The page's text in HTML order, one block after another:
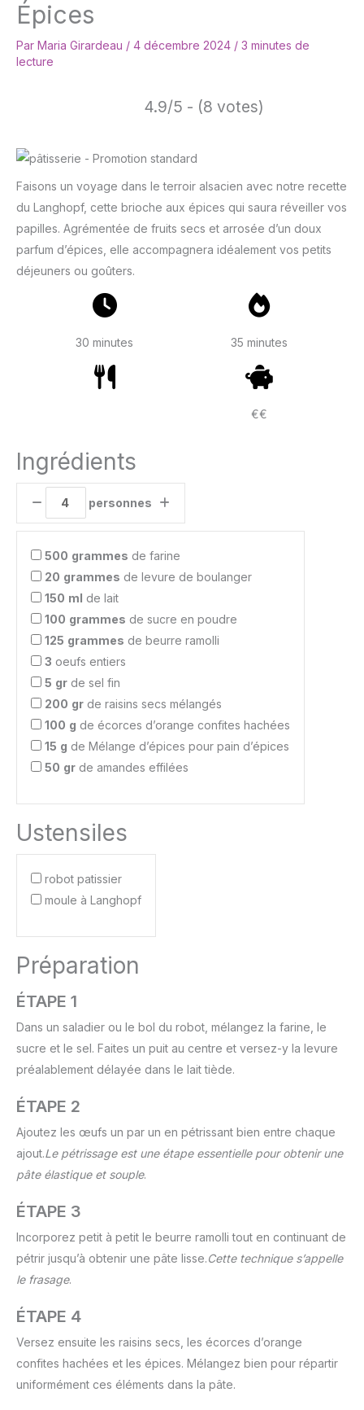
Épices
Par Maria Girardeau / 4 décembre 2024 / 3 minutes de
lecture
4.9/5 - (8 votes)
Faisons un voyage dans le terroir alsacien avec notre recette
du Langhopf, cette brioche aux épices qui saura réveiller vos
papilles. Agrémentée de fruits secs et arrosée d’un doux
parfum d’épices, elle accompagnera idéalement vos petits
déjeuners ou goûters.
30 minutes 35 minutes
€€
Ingrédients
personnes
500 grammes de farine
20 grammes de levure de boulanger
150 ml de lait
100 grammes de sucre en poudre
125 grammes de beurre ramolli
3 oeufs entiers
5 gr de sel fin
200 gr de raisins secs mélangés
100 g de écorces d’orange confites hachées
15 g de Mélange d’épices pour pain d’épices
50 gr de amandes effilées
Ustensiles
robot patissier
moule à Langhopf
Préparation
ÉTAPE 1
Dans un saladier ou le bol du robot, mélangez la farine, le
sucre et le sel. Faites un puit au centre et versez-y la levure
préalablement délayée dans le lait tiède.
ÉTAPE 2
Ajoutez les œufs un par un en pétrissant bien entre chaque
ajout.Le pétrissage est une étape essentielle pour obtenir une
pâte élastique et souple.
ÉTAPE 3
Incorporez petit à petit le beurre ramolli tout en continuant de
pétrir jusqu’à obtenir une pâte lisse.Cette technique s’appelle
le frasage.
ÉTAPE 4
Versez ensuite les raisins secs, les écorces d’orange
confites hachées et les épices. Mélangez bien pour répartir
uniformément ces éléments dans la pâte.